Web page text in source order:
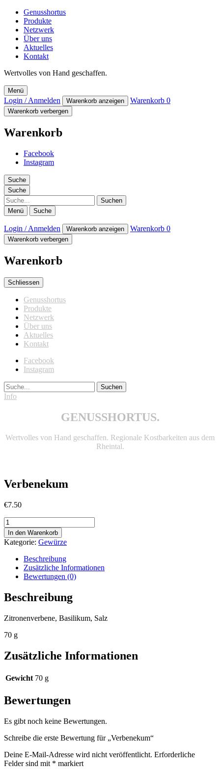
Genusshortus
Produkte
Netzwerk
Über uns
Aktuelles
Kontakt
Wertvolles von Hand geschaffen.
Menü
Login / Anmelden Warenkorb anzeigen Warenkorb 0
Warenkorb verbergen
Warenkorb
Facebook
Instagram
Suche
Suche
Suche
Menü Suche
Login / Anmelden Warenkorb anzeigen Warenkorb 0
Warenkorb verbergen
Warenkorb
Schliessen
Genusshortus
Produkte
Netzwerk
Über uns
Aktuelles
Kontakt
Facebook
Instagram
Suche
Info
GENUSSHORTUS.
Wertvolles von Hand geschaffen. Regionale Kostbarkeiten aus dem
Rheintal.
Verbenekum
€7.50
Verbenekum
Menge
In den Warenkorb
Kategorie: Gewürze
Beschreibung
Zusätzliche Informationen
Bewertungen (0)
Beschreibung
Zitronenverbene, Basilikum, Salz
70 g
Zusätzliche Informationen
Gewicht 70 g
Bewertungen
Es gibt noch keine Bewertungen.
Schreibe die erste Bewertung für „Verbenekum“
Deine E-Mail-Adresse wird nicht veröffentlicht. Erforderliche
Felder sind mit * markiert